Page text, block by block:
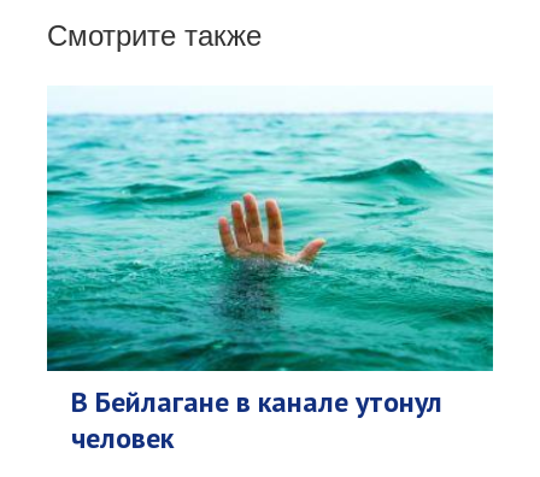
Смотрите также
В Бейлагане в канале утонул
человек